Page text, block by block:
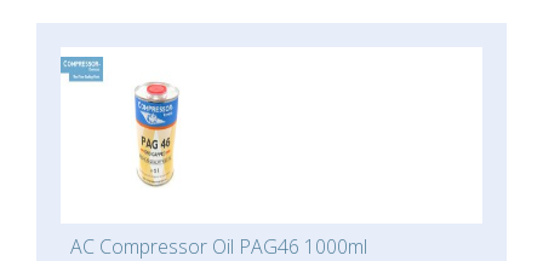
AC Compressor Oil PAG46 1000ml